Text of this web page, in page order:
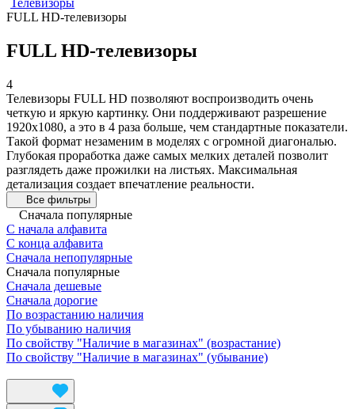
Телевизоры
FULL HD-телевизоры
FULL HD-телевизоры
4
Телевизоры FULL HD позволяют воспроизводить очень
четкую и яркую картинку. Они поддерживают разрешение
1920x1080, а это в 4 раза больше, чем стандартные показатели.
Такой формат незаменим в моделях с огромной диагональю.
Глубокая проработка даже самых мелких деталей позволит
разглядеть даже прожилки на листьях. Максимальная
детализация создает впечатление реальности.
Все фильтры
Сначала популярные
С начала алфавита
С конца алфавита
Сначала непопулярные
Сначала популярные
Сначала дешевые
Сначала дорогие
По возрастанию наличия
По убыванию наличия
По свойству "Наличие в магазинах" (возрастание)
По свойству "Наличие в магазинах" (убывание)